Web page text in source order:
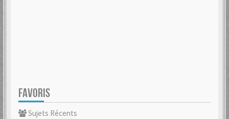
FAVORIS
Sujets Récents